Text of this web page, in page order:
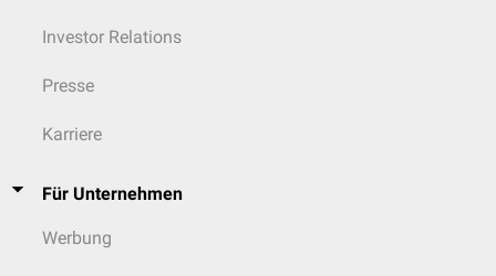
Investor Relations
Presse
Karriere
Für Unternehmen
Werbung